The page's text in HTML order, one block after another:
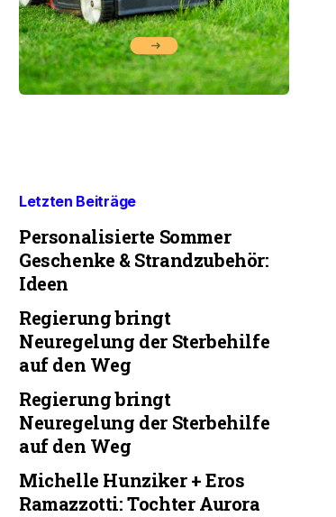
Letzten Beiträge
Personalisierte Sommer
Geschenke & Strandzubehör:
Ideen
Regierung bringt
Neuregelung der Sterbehilfe
auf den Weg
Regierung bringt
Neuregelung der Sterbehilfe
auf den Weg
Michelle Hunziker + Eros
Ramazzotti: Tochter Aurora